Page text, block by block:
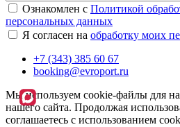
Ознакомлен с Политикой
персональных данных
Я согласен на обработку моих
+7 (343) 385 60 67
booking@evroport.ru
Мы используем cookie-файлы для
нашего сайта. Продолжая
соглашаетесь с использованием